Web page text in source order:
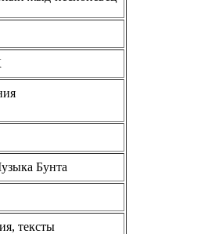
Бунта
тексты